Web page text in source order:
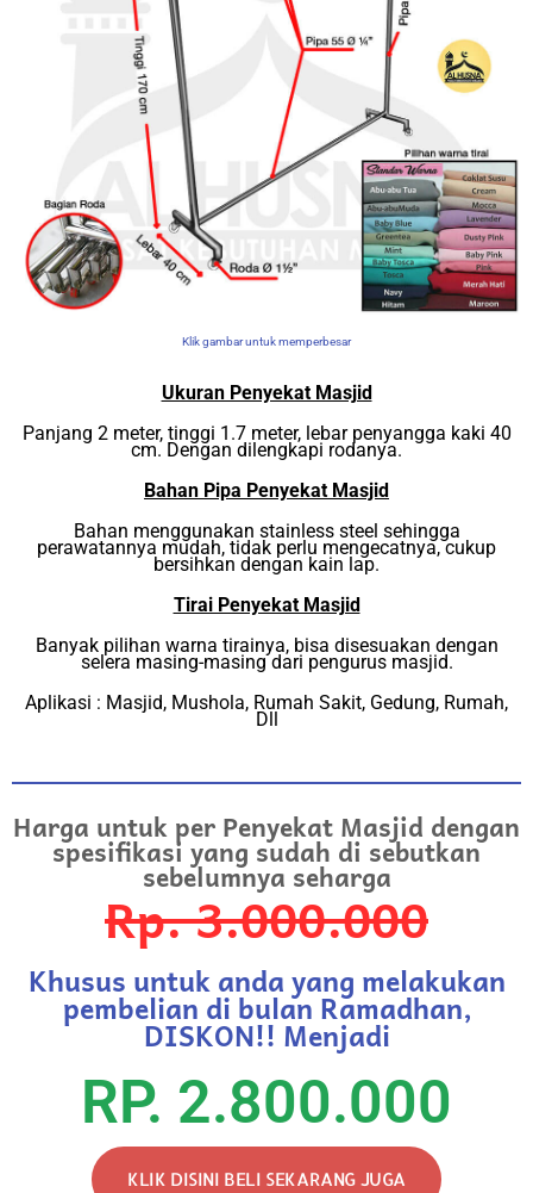
Klik gambar untuk memperbesar
Ukuran Penyekat Masjid
Panjang 2 meter, tinggi 1.7 meter, lebar penyangga kaki 40
cm. Dengan dilengkapi rodanya.
Bahan Pipa Penyekat Masjid
Bahan menggunakan stainless steel sehingga
perawatannya mudah, tidak perlu mengecatnya, cukup
bersihkan dengan kain lap.
Tirai Penyekat Masjid
Banyak pilihan warna tirainya, bisa disesuakan dengan
selera masing-masing dari pengurus masjid.
Aplikasi : Masjid, Mushola, Rumah Sakit, Gedung, Rumah,
Dll
Harga untuk per Penyekat Masjid dengan
spesifikasi yang sudah di sebutkan
sebelumnya seharga
Rp. 3.000.000
Khusus untuk anda yang melakukan
pembelian di bulan Ramadhan,
DISKON!! Menjadi
RP. 2.800.000
KLIK DISINI BELI SEKARANG JUGA